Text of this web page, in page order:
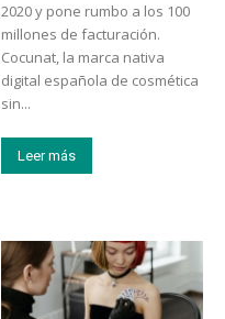
2020 y pone rumbo a los 100
millones de facturación.
Cocunat, la marca nativa
digital española de cosmética
sin...
Leer más